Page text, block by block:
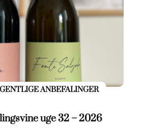
ANBEFALINGER
uge 32 – 2026